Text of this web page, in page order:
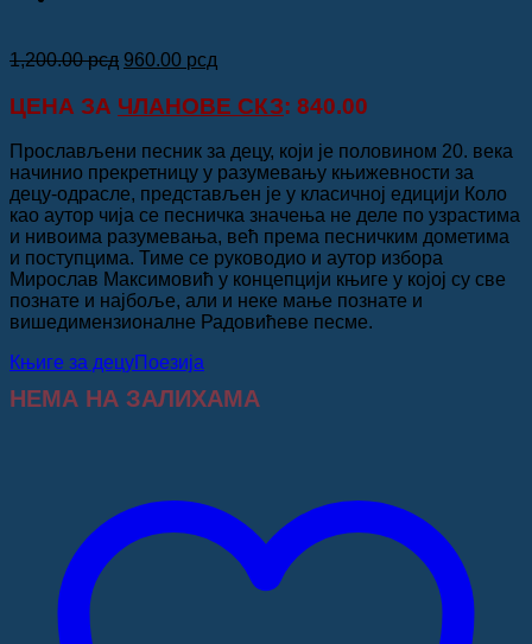
1,200.00рсд Оригинална
је
била:
1,200.00 рсд.
960.00 рсд
је:
960.00 рсд.
ЦЕНА ЗА ЧЛАНОВЕ СКЗ: 840.00
Прослављени песник за децу, који је половином 20. века
начинио прекретницу у разумевању књижевности за
децу-одрасле, представљен је у класичној едицији Коло
као аутор чија се песничка значења не деле по узрастима
и нивоима разумевања, већ према песничким дометима
и поступцима. Тиме се руководио и аутор избора
Мирослав Максимовић у концепцији књиге у којој су све
познате и најбоље, али и неке мање познате и
вишедимензионалне Радовићеве песме.
Књиге за децуПоезија
НЕМА НА ЗАЛИХАМА